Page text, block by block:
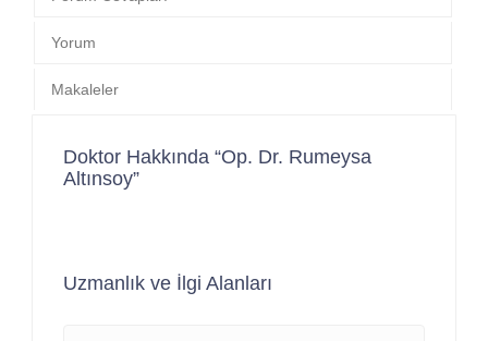
Yorum
Makaleler
Doktor Hakkında “Op. Dr. Rumeysa
Altınsoy”
Uzmanlık ve İlgi Alanları